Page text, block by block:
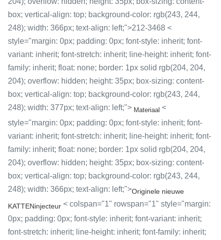
box; vertical-align: top; background-color: rgb(243, 244,
248); width: 366px; text-align: left;">212-3468 <
style="margin: 0px; padding: 0px; font-style: inherit; font-
variant: inherit; font-stretch: inherit; line-height: inherit; font-
family: inherit; float: none; border: 1px solid rgb(204, 204,
204); overflow: hidden; height: 35px; box-sizing: content-
box; vertical-align: top; background-color: rgb(243, 244,
248); width: 377px; text-align: left;"> Materiaal <
style="margin: 0px; padding: 0px; font-style: inherit; font-
variant: inherit; font-stretch: inherit; line-height: inherit; font-
family: inherit; float: none; border: 1px solid rgb(204, 204,
204); overflow: hidden; height: 35px; box-sizing: content-
box; vertical-align: top; background-color: rgb(243, 244,
248); width: 366px; text-align: left;">Originele nieuwe
KATTENinjecteur < colspan="1" rowspan="1" style="margin:
0px; padding: 0px; font-style: inherit; font-variant: inherit;
font-stretch: inherit; line-height: inherit; font-family: inherit;